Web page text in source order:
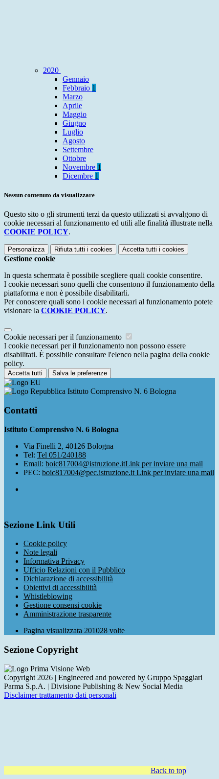
2020
Gennaio
Febbraio 1
Marzo
Aprile
Maggio
Giugno
Luglio
Agosto
Settembre
Ottobre
Novembre 1
Dicembre 1
Nessun contenuto da visualizzare
Questo sito o gli strumenti terzi da questo utilizzati si avvalgono di
cookie necessari al funzionamento ed utili alle finalità illustrate nella
COOKIE POLICY.
Personalizza Rifiuta tutti i cookies Accetta tutti i cookies
Gestione cookie
In questa schermata è possibile scegliere quali cookie consentire.
I cookie necessari sono quelli che consentono il funzionamento della
piattaforma e non è possibile disabilitarli.
Per conoscere quali sono i cookie necessari al funzionamento potete
visionare la COOKIE POLICY.
Cookie necessari per il funzionamento
I cookie necessari per il funzionamento non possono essere
disabilitati. È possibile consultare l'elenco nella pagina della cookie
policy.
Accetta tutti Salva le preferenze
Istituto Comprensivo N. 6 Bologna
Contatti
Istituto Comprensivo N. 6 Bologna
Via Finelli 2, 40126 Bologna
Tel: Tel 051/240188
Email: boic817004@istruzione.itLink per inviare una mail
PEC: boic817004@pec.istruzione.it Link per inviare una mail
Sezione Link Utili
Cookie policy
Note legali
Informativa Privacy
Ufficio Relazioni con il Pubblico
Dichiarazione di accessibilità
Obiettivi di accessibilità
Whistleblowing
Gestione consensi cookie
Amministrazione trasparente
Pagina visualizzata 201028 volte
Sezione Copyright
Copyright 2026 | Engineered and powered by Gruppo Spaggiari
Parma S.p.A. | Divisione Publishing & New Social Media
Disclaimer trattamento dati personali
Back to top